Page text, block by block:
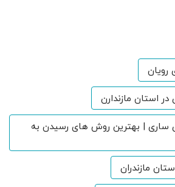
رویان
استان مازندارن
ساری | بهترین روش های رسیدن به